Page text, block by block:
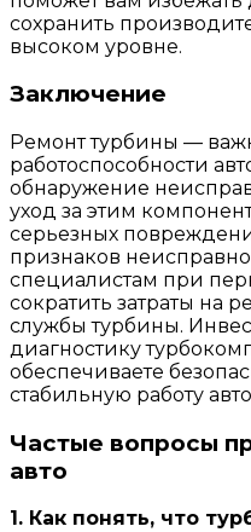
сохранить
высоком уровне.
Заключение
Ремонт турбины —
работоспособности
обнаружение
уход за этим
серьезных
признаков
специалистам при
сократить затраты на
службы турбины.
диагностику
обеспечиваете
стабильную работу
Частые вопросы
авто
1. Как понять, что